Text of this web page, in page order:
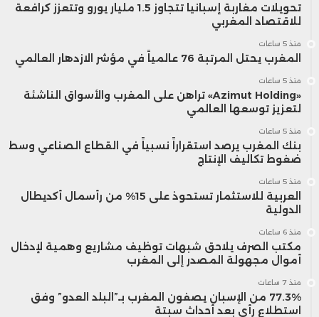
تحويلات مغاربة إسبانيا تتجاوز 1.5 مليار يورو وتتعزز كرافعة
للاقتصاد المغربي
منذ 5 ساعات
المغرب يحتل المرتبة 76 عالمياً في مؤشر الازدهار العالمي
منذ 5 ساعات
«Azimut Holding» تراهن على المغرب والأسواق الناشئة
لتعزيز توسعها العالمي
منذ 5 ساعات
بنك المغرب يرصد استقراراً نسبياً في القطاع الصناعي وسط
ضغوط تكاليف الإنتاج
منذ 5 ساعات
العربية للاستثمار تستحوذ على 15% من رأسمال أكديطال
الدولية
منذ 6 ساعات
مكتب الصرف يلاحق شبهات توظيف مشاريع وهمية لإدخال
أموال مجهولة المصدر إلى المغرب
منذ 7 ساعات
77.3% من الإسبان يصفون المغرب بـ”البلد العدو” وفق
استطلاع رأي بعد أحداث سبتة